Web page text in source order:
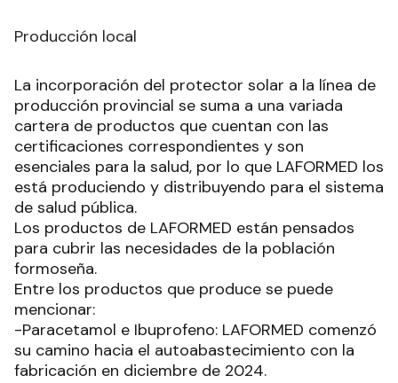
Producción local
La incorporación del protector solar a la línea de
producción provincial se suma a una variada
cartera de productos que cuentan con las
certificaciones correspondientes y son
esenciales para la salud, por lo que LAFORMED los
está produciendo y distribuyendo para el sistema
de salud pública.
Los productos de LAFORMED están pensados
para cubrir las necesidades de la población
formoseña.
Entre los productos que produce se puede
mencionar:
-Paracetamol e Ibuprofeno: LAFORMED comenzó
su camino hacia el autoabastecimiento con la
fabricación en diciembre de 2024.